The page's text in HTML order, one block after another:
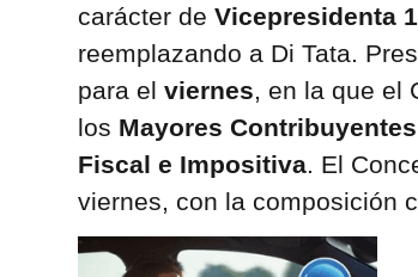
carácter de Vicepresidenta
reemplazando a Di Tata.
para el viernes, en la que el
los Mayores Contribuyentes
Fiscal e Impositiva. El
viernes, con la composición